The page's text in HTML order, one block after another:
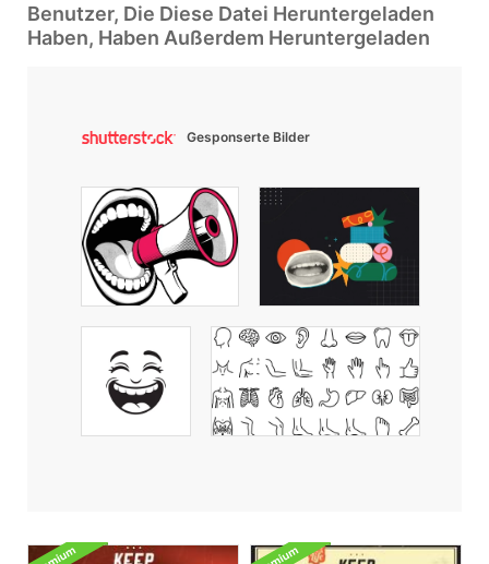
Benutzer, Die Diese Datei Heruntergeladen
Haben, Haben Außerdem Heruntergeladen
Gesponserte Bilder